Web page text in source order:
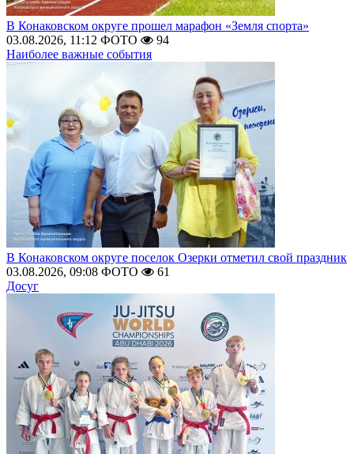
В Конаковском округе прошел марафон «Земля спорта»
03.08.2026, 11:12 ФОТО
94
Наиболее важные события
В Конаковском округе поселок Озерки отметил свой праздник
03.08.2026, 09:08 ФОТО
61
Досуг